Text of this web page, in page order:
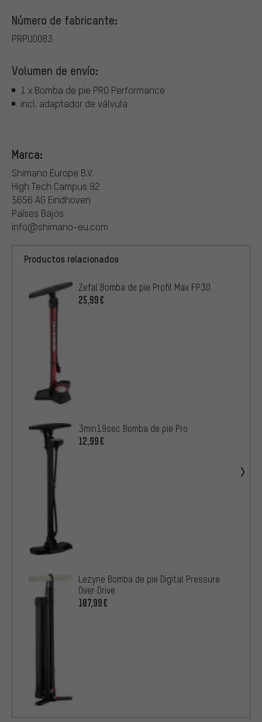
Número de fabricante:
PRPU0083
Volumen de envío:
1 x Bomba de pie PRO Performance
incl. adaptador de válvula
Marca:
Shimano Europe B.V.
High Tech Campus 92
5656 AG Eindhoven
Países Bajos
info@shimano-eu.com
Productos relacionados
Zefal Bomba de pie Profil Max FP30
25,99€
3min19sec Bomba de pie Pro
12,99€
Lezyne Bomba de pie Digital Pressure
Over Drive
107,99€